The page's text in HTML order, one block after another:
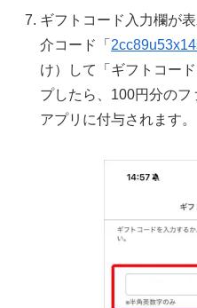
ギフトコード入力欄が
介コード「
け）して「ギフトコー
プしたら、100円分のフ
アプリに付与されます。